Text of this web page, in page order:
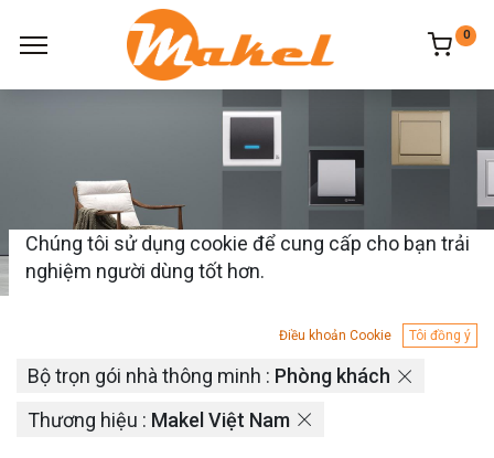
0
1 mặt hàng tìm thấy.
Bộ trọn gói nhà thông minh : Phòng khách
Thương hiệu : Makel Việt Nam
Chúng tôi sử dụng cookie để cung cấp cho bạn trải
nghiệm người dùng tốt hơn.
Điều khoản Cookie Tôi đồng ý